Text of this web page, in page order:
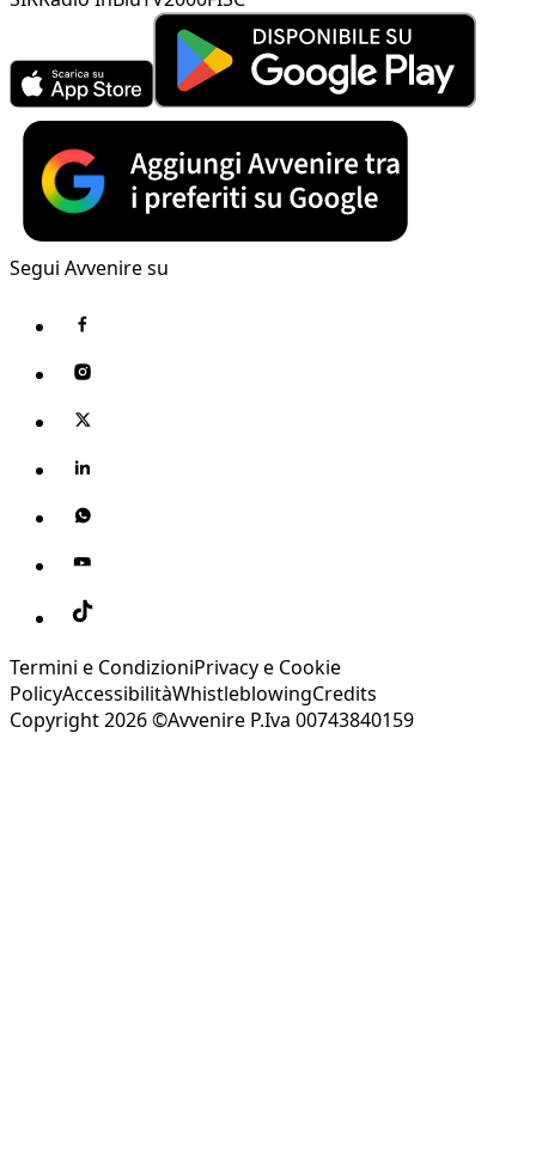
Segui Avvenire su
Termini e CondizioniPrivacy e Cookie
PolicyAccessibilitàWhistleblowingCredits
Copyright 2026 ©Avvenire P.Iva 00743840159